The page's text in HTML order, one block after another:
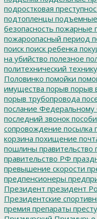
подростковая
подтопленцы подъемные
безопасность пожарные
пожароопасный период
поиск поиск ребенка
на убийство полезное
политехнический
Половинко помойки
имущества порыв порыв
порыв трубопровода
послание
последний звонок
сопровождение посылка
корзина похищение
пошлины правительство
правительство РФ
превышение скорости
предпенсионеры
Президент президент
Президентские
премия препараты